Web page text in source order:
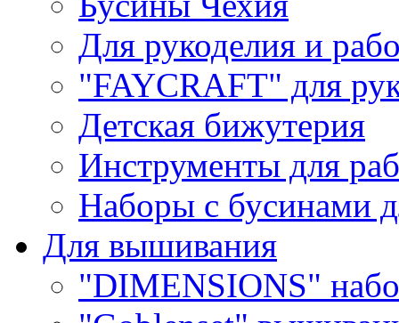
Для рукоделия и
"FAYCRAFT" для
Детская бижутерия
Инструменты для
Наборы с бусинами
Для вышивания
"DIMENSIONS"